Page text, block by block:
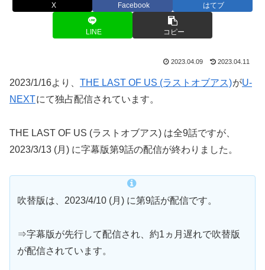
X Facebook はてブ
LINE コピー
2023.04.09 2023.04.11
2023/1/16より、 THE LAST OF US (ラストオブアス)がU-
NEXTにて独占配信されています。
THE LAST OF US (ラストオブアス) は全9話ですが、
2023/3/13 (月) に字幕版第9話の配信が終わりました。
吹替版は、2023/4/10 (月) に第9話が配信です。
⇒字幕版が先行して配信され、約1ヵ月遅れで吹替版
が配信されています。